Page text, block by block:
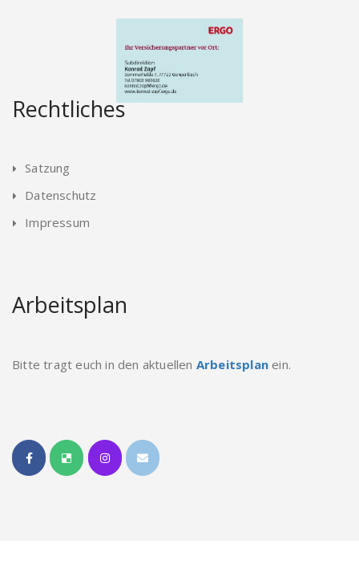
Rechtliches
Satzung
Datenschutz
Impressum
Arbeitsplan
Bitte tragt euch in den aktuellen Arbeitsplan ein.